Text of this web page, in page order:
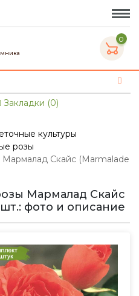
0
Закладки (0)
культуры
розы
Скайс (Marmalade
Мармалад Скайс
фото и описание